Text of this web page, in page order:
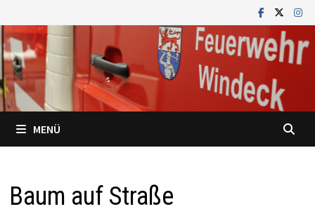
Inhalt
springen
MENÜ
Baum auf Straße